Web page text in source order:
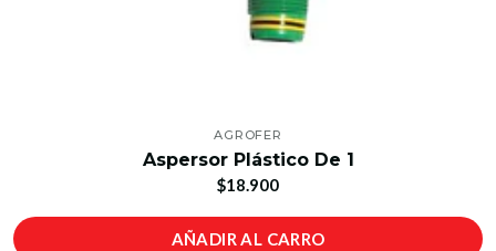
AGROFER
Aspersor Plástico De 1
$18.900
AÑADIR AL CARRO